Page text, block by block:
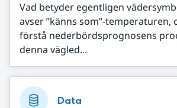
Vad betyder egentligen
avser ”känns som”-temperaturen,
förstå nederbördsprognosens
denna vägled...
Data